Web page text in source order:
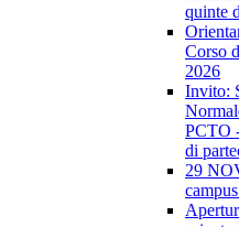
quinte
Corso
2026
Invito:
PCTO
di
29